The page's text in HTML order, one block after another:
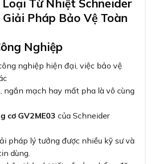
Từ Nhiệt Schneider
Giải Pháp Bảo Vệ Toàn
Nghiệp
nghiệp hiện đại, việc bảo vệ
ngắn mạch hay mất pha là vô cùng
cơ GV2ME03 của Schneider
pháp lý tưởng được nhiều kỹ sư và
dùng.